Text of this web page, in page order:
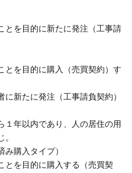
とを目的に新たに発注（工事請
とを目的に購入（売買契約）す
新たに発注（工事請負契約）
年以内であり、人の居住の用
み購入タイプ）
とを目的に購入する（売買契